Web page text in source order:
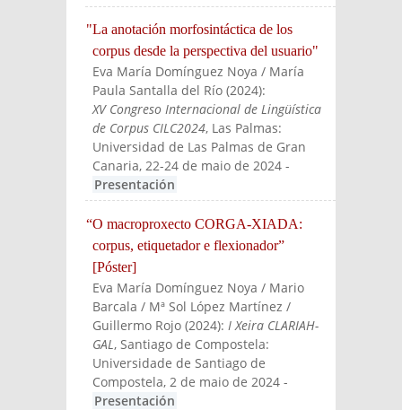
"La anotación morfosintáctica de los
corpus desde la perspectiva del usuario"
Eva María Domínguez Noya / María
Paula Santalla del Río (2024):
XV Congreso Internacional de Lingüística
de Corpus CILC2024, Las Palmas:
Universidad de Las Palmas de Gran
Canaria, 22-24 de maio de 2024 -
Presentación
“O macroproxecto CORGA-XIADA:
corpus, etiquetador e flexionador”
[Póster]
Eva María Domínguez Noya / Mario
Barcala / Mª Sol López Martínez /
Guillermo Rojo (2024): I Xeira CLARIAH-
GAL , Santiago de Compostela:
Universidade de Santiago de
Compostela, 2 de maio de 2024 -
Presentación